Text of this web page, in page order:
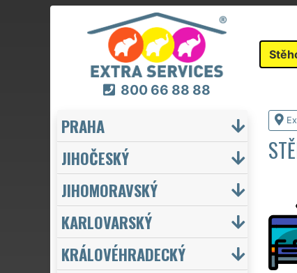
800 66 88 88
PRAHA
JIHOČESKÝ
JIHOMORAVSKÝ
KARLOVARSKÝ
KRÁLOVÉHRADECKÝ